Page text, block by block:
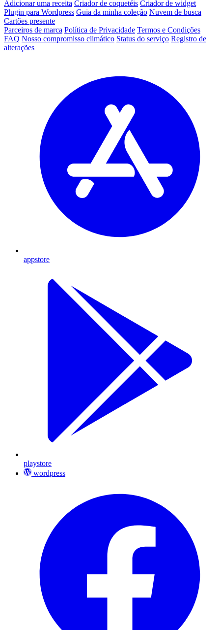
Adicionar uma receita Criador de coquetéis Criador de widget
Plugin para Wordpress Guia da minha coleção Nuvem de busca
Cartões presente
Parceiros de marca Política de Privacidade Termos e Condições
FAQ Nosso compromisso climático Status do serviço Registro de
alterações
appstore
playstore
wordpress